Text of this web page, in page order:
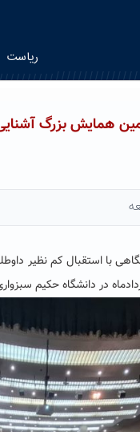
ریاست
همایش بزرگ
با استقبال کم نظیر